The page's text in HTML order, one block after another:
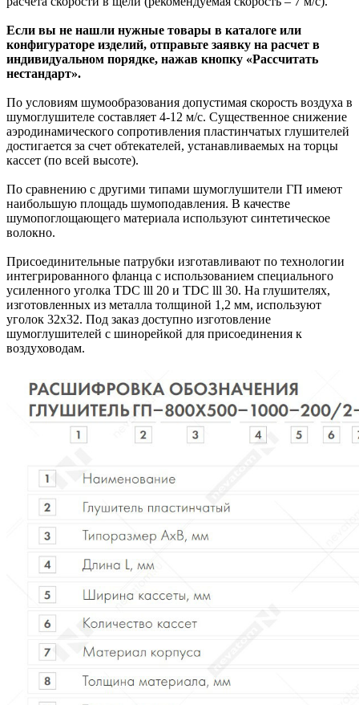
Если вы не нашли нужные товары в каталоге или
конфигураторе изделий, отправьте заявку на расчет в
индивидуальном порядке, нажав кнопку «Рассчитать
нестандарт».
По условиям шумообразования допустимая скорость воздуха в
шумоглушителе составляет 4-12 м/с. Существенное снижение
аэродинамического сопротивления пластинчатых глушителей
достигается за счет обтекателей, устанавливаемых на торцы
кассет (по всей высоте).
По сравнению с другими типами шумоглушители ГП имеют
наибольшую площадь шумоподавления. В качестве
шумопоглощающего материала используют синтетическое
волокно.
Присоединительные патрубки изготавливают по технологии
интегрированного фланца с использованием специального
усиленного уголка TDC lll 20 и TDC lll 30. На глушителях,
изготовленных из металла толщиной 1,2 мм, используют
уголок 32х32. Под заказ доступно изготовление
шумоглушителей с шинорейкой для присоединения к
воздуховодам.